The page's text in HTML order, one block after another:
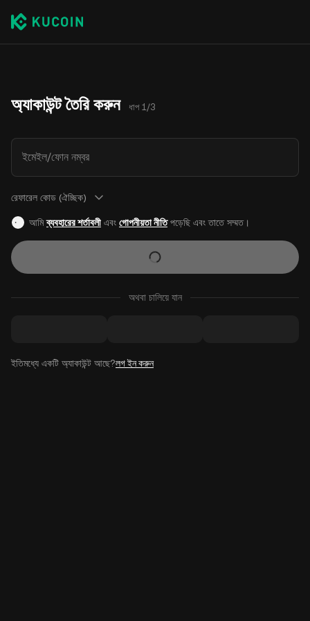
অ্যাকাউন্ট তৈরি করুন ধাপ 1/3
ইমেইল/ফোন নম্বর
রেফারেল কোড (ঐচ্ছিক)
আমিব্যবহারের শর্তাবলীএবং গোপনীয়তা নীতিপড়েছি এবং তাতে সম্মত।
অথবা চালিয়ে যান
ইতিমধ্যে একটি অ্যাকাউন্ট আছে?লগ ইন করুন